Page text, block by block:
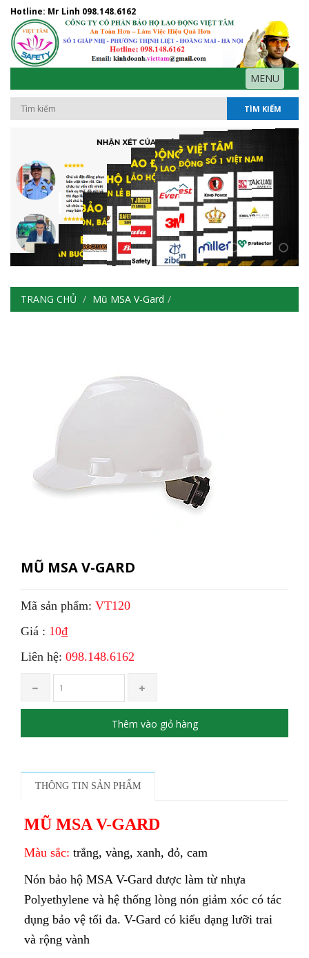
Hotline: Mr Linh 098.148.6162
MENU
TÌM KIẾM
TRANG CHỦ Mũ MSA V-Gard
MŨ MSA V-GARD
Mã sản phẩm: VT120
Giá : 10₫
Liên hệ: 098.148.6162
Thêm vào giỏ hàng
THÔNG TIN SẢN PHẨM
MŨ MSA V-GARD
Màu sắc: trắng, vàng, xanh, đỏ, cam
Nón bảo hộ MSA V-Gard được làm từ nhựa
Polyethylene và hệ thống lòng nón giảm xóc có tác
dụng bảo vệ tối đa. V-Gard có kiểu dạng lưỡi trai
và rộng vành